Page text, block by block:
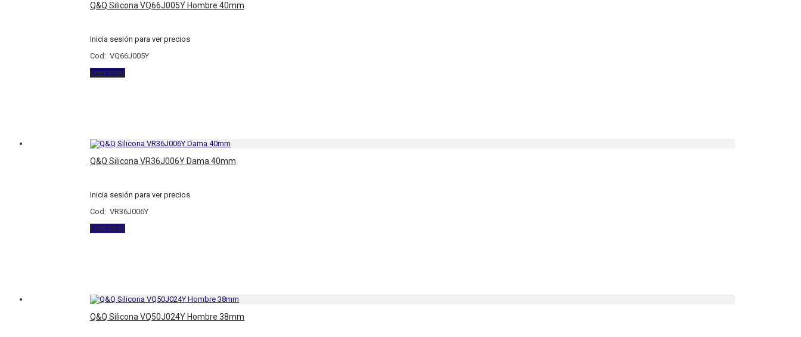
Q&Q Silicona VQ66J005Y Hombre 40mm
Inicia sesión para ver precios
Cod: VQ66J005Y
Leer más
Q&Q Silicona VR36J006Y Dama 40mm
Inicia sesión para ver precios
Cod: VR36J006Y
Leer más
Q&Q Silicona VQ50J024Y Hombre 38mm